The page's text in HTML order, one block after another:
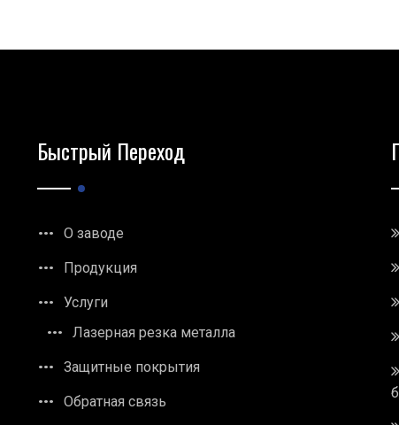
Быстрый Переход
О заводе
Продукция
Услуги
Лазерная резка металла
Защитные покрытия
Обратная связь